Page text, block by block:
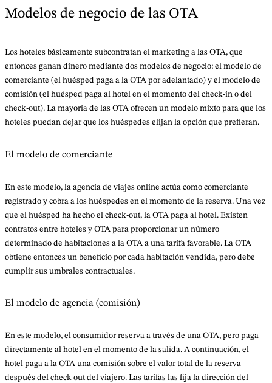
Modelos de negocio de las OTA
Los hoteles básicamente subcontratan el marketing a las OTA, que
entonces ganan dinero mediante dos modelos de negocio: el modelo de
comerciante (el huésped paga a la OTA por adelantado) y el modelo de
comisión (el huésped paga al hotel en el momento del check-in o del
check-out). La mayoría de las OTA ofrecen un modelo mixto para que los
hoteles puedan dejar que los huéspedes elijan la opción que prefieran.
El modelo de comerciante
En este modelo, la agencia de viajes online actúa como comerciante
registrado y cobra a los huéspedes en el momento de la reserva. Una vez
que el huésped ha hecho el check-out, la OTA paga al hotel. Existen
contratos entre hoteles y OTA para proporcionar un número
determinado de habitaciones a la OTA a una tarifa favorable. La OTA
obtiene entonces un beneficio por cada habitación vendida, pero debe
cumplir sus umbrales contractuales.
El modelo de agencia (comisión)
En este modelo, el consumidor reserva a través de una OTA, pero paga
directamente al hotel en el momento de la salida. A continuación, el
hotel paga a la OTA una comisión sobre el valor total de la reserva
después del check out del viajero. Las tarifas las fija la dirección del